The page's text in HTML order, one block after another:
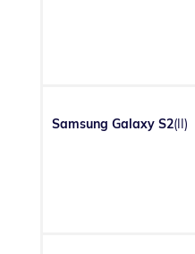
Samsung Galaxy S2(II)